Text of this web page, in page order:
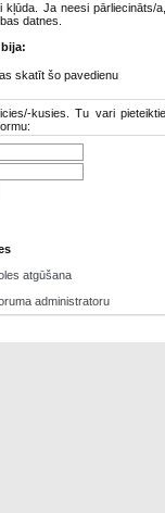
kļūda. Ja neesi pārliecināts/
datnes.
skatīt šo pavedienu
kusies. Tu vari
atgūšana
administratoru